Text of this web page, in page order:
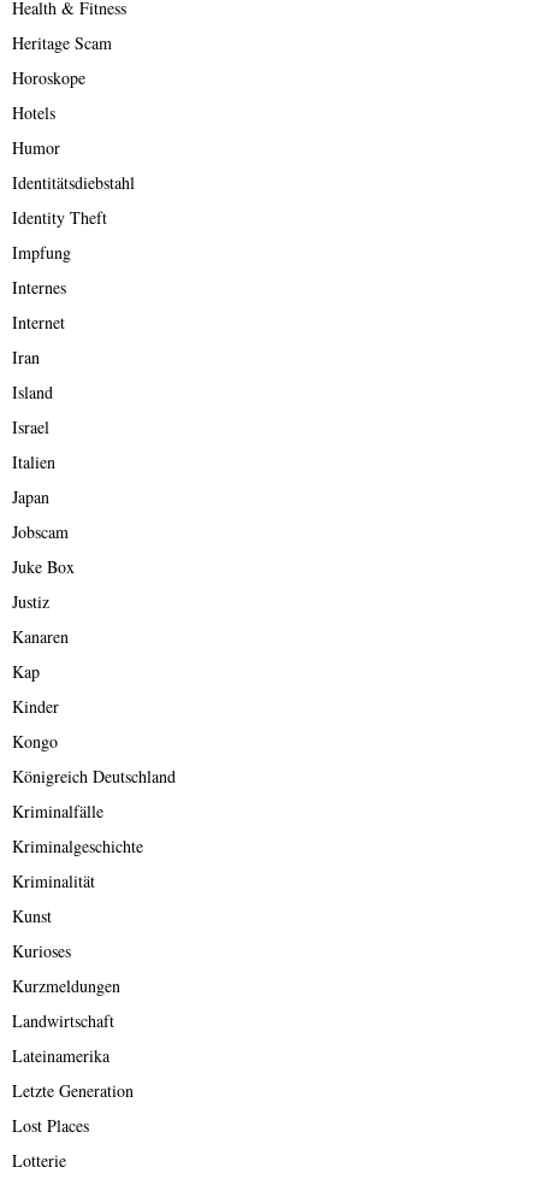
Health & Fitness
Heritage Scam
Horoskope
Hotels
Humor
Identitätsdiebstahl
Identity Theft
Impfung
Internes
Internet
Iran
Island
Israel
Italien
Japan
Jobscam
Juke Box
Justiz
Kanaren
Kap
Kinder
Kongo
Königreich Deutschland
Kriminalfälle
Kriminalgeschichte
Kriminalität
Kunst
Kurioses
Kurzmeldungen
Landwirtschaft
Lateinamerika
Letzte Generation
Lost Places
Lotterie